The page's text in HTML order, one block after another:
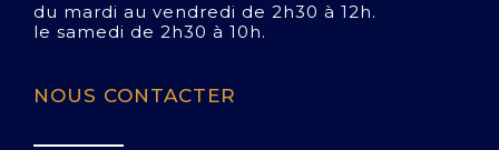
du mardi au vendredi de 2h30 à 12h.
le samedi de 2h30 à 10h.
NOUS CONTACTER